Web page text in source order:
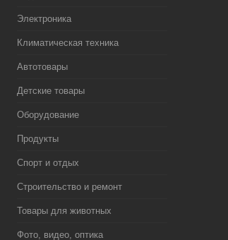
Электроника
Климатическая техника
Автотовары
Детские товары
Оборудование
Продукты
Спорт и отдых
Строительство и ремонт
Товары для животных
Фото, видео, оптика